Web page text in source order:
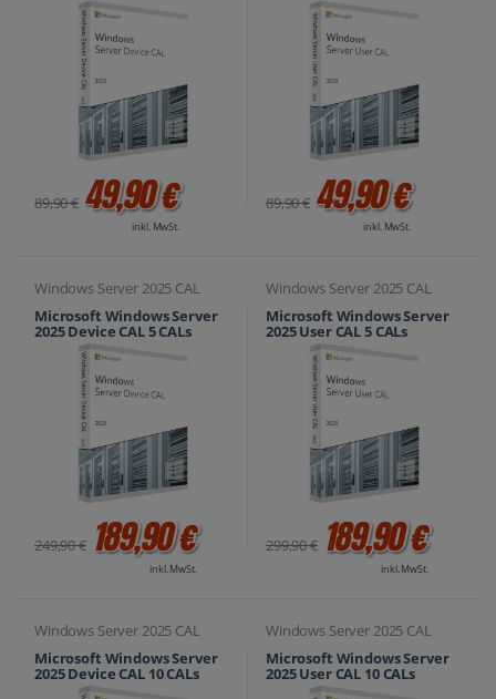
89,90 € 49,90 €
inkl. MwSt.
89,90 € 49,90 €
inkl. MwSt.
Windows Server 2025 CAL
Microsoft Windows Server
2025 Device CAL 5 CALs
249,90 € 189,90 €
inkl. MwSt.
Windows Server 2025 CAL
Microsoft Windows Server
2025 User CAL 5 CALs
299,90 € 189,90 €
inkl. MwSt.
Windows Server 2025 CAL
Microsoft Windows Server
2025 Device CAL 10 CALs
Windows Server 2025 CAL
Microsoft Windows Server
2025 User CAL 10 CALs